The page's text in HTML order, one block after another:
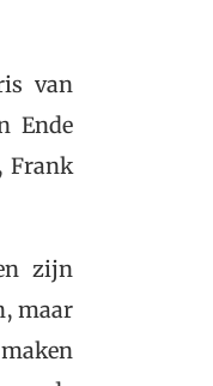
van
Ende
Frank
zijn
maar